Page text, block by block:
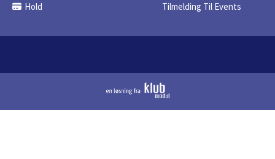
Hold Tilmelding Til Events